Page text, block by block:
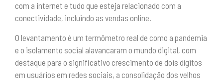
com a internet e tudo que esteja relacionado com a
conectividade, incluindo as vendas online.
O levantamento é um termômetro real de como a pandemia
e o isolamento social alavancaram o mundo digital, com
destaque para o significativo crescimento de dois dígitos
em usuários em redes sociais, a consolidação dos velhos